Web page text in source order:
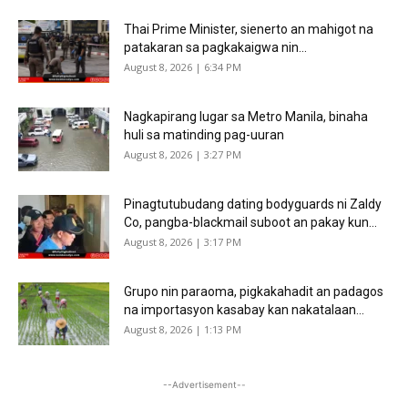
Thai Prime Minister, sienerto an mahigot na
patakaran sa pagkakaigwa nin...
August 8, 2026 | 6:34 PM
Nagkapirang lugar sa Metro Manila, binaha
huli sa matinding pag-uuran
August 8, 2026 | 3:27 PM
Pinagtutubudang dating bodyguards ni Zaldy
Co, pangba-blackmail suboot an pakay kun...
August 8, 2026 | 3:17 PM
Grupo nin paraoma, pigkakahadit an padagos
na importasyon kasabay kan nakatalaan...
August 8, 2026 | 1:13 PM
--Advertisement--